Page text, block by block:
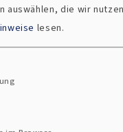
auswählen, die wir
lesen.